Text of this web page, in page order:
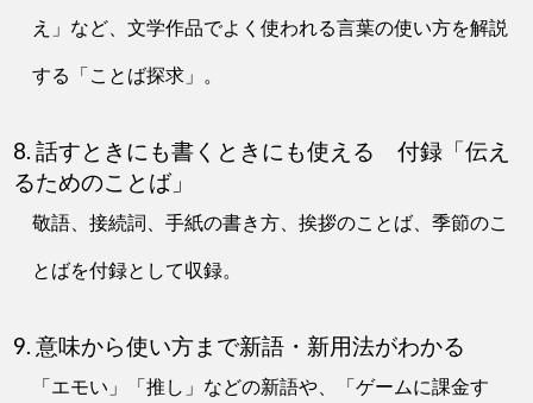
え」など、文学作品でよく使われる言葉の使い方を解説
する「ことば探求」。
8. 話すときにも書くときにも使える 付録「伝え
るためのことば」
敬語、接続詞、手紙の書き方、挨拶のことば、季節のこ
とばを付録として収録。
9. 意味から使い方まで新語・新用法がわかる
「エモい」「推し」などの新語や、「ゲームに課金す